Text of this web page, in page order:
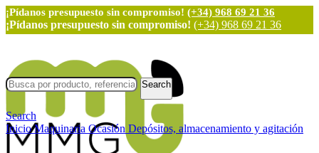
¡Pídanos presupuesto sin compromiso! (+34) 968 69 21 36
¡Pídanos presupuesto sin compromiso! (+34) 968 69 21 36
Search
Search
InicioMaquinaria Ocasión Depósitos, almacenamiento y agitación